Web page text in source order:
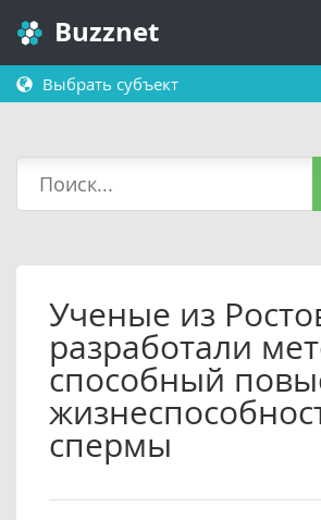
Buzznet
Выбрать субъект
Ученые из
разработали
способный
спермы